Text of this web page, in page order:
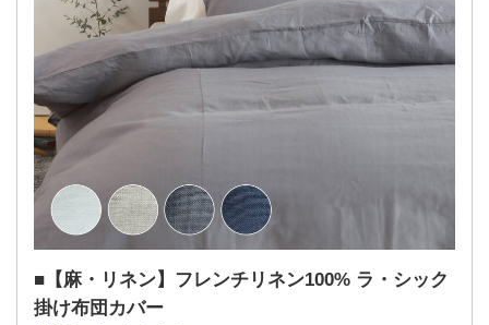
【麻・リネン】フレンチリネン100% ラ・シック
掛け布団カバー